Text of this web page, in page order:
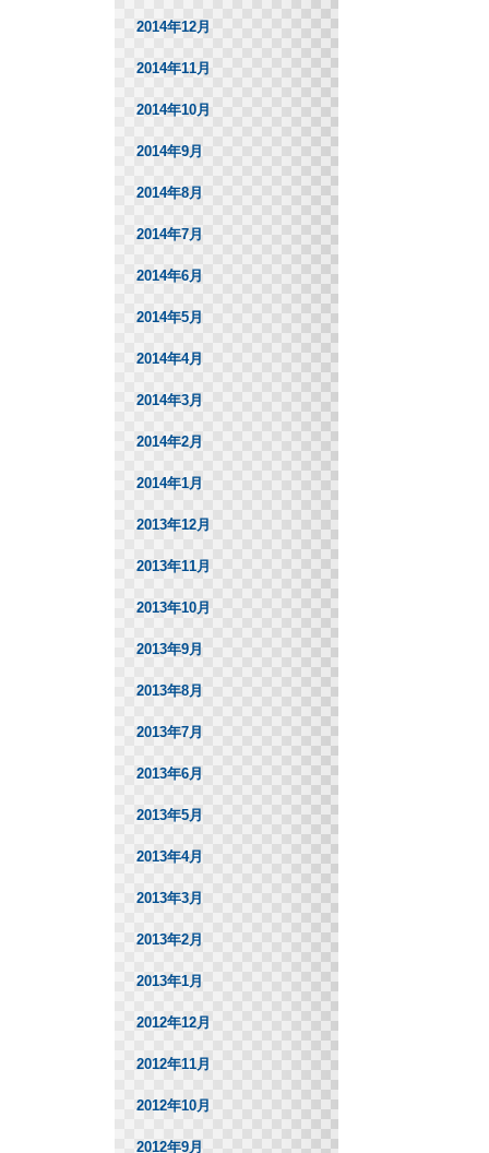
2014年12月
2014年11月
2014年10月
2014年9月
2014年8月
2014年7月
2014年6月
2014年5月
2014年4月
2014年3月
2014年2月
2014年1月
2013年12月
2013年11月
2013年10月
2013年9月
2013年8月
2013年7月
2013年6月
2013年5月
2013年4月
2013年3月
2013年2月
2013年1月
2012年12月
2012年11月
2012年10月
2012年9月